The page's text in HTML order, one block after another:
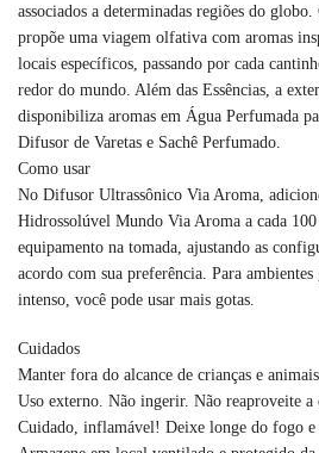
associados a determinadas regiões do globo.
propõe uma viagem olfativa com aromas
locais específicos, passando por cada
redor do mundo. Além das Essências, a
disponibiliza aromas em Água Perfumada
Difusor de Varetas e Sachê Perfumado.
Como usar
No Difusor Ultrassônico Via Aroma,
Hidrossolúvel Mundo Via Aroma a cada
equipamento na tomada, ajustando as
acordo com sua preferência. Para
intenso, você pode usar mais gotas.
Cuidados
Manter fora do alcance de crianças e
Uso externo. Não ingerir. Não reaproveite a
Cuidado, inflamável! Deixe longe do fogo e